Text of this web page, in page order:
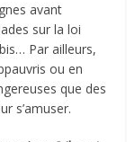
avant
sur la loi
Par ailleurs,
ou en
que des
s’amuser.